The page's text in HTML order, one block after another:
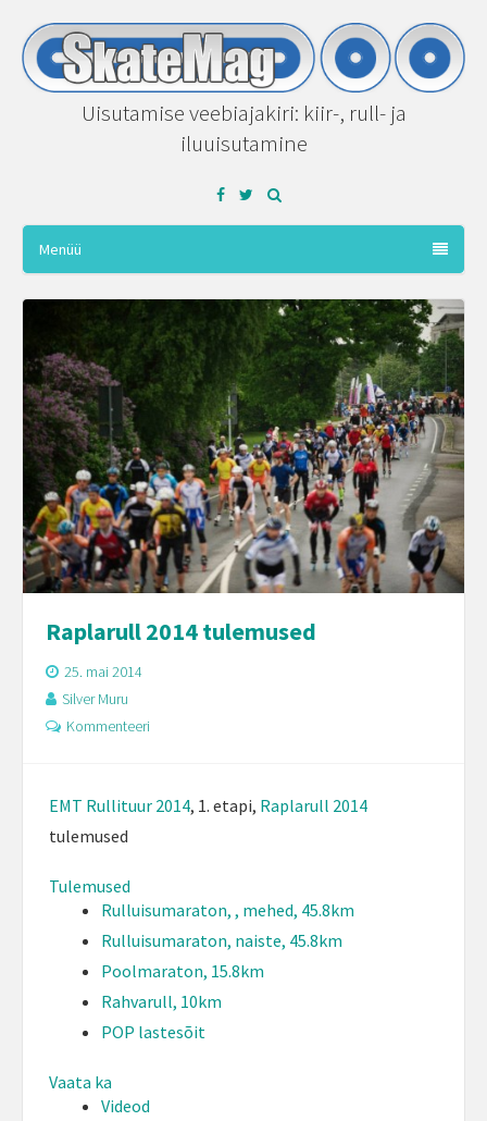
Uisutamise veebiajakiri: kiir-, rull- ja
iluuisutamine
Facebook
Twitter
Menüü
Raplarull 2014 tulemused
25. mai 2014
Silver Muru
Kommenteeri
EMT Rullituur 2014, 1. etapi, Raplarull 2014
tulemused
Tulemused
Rulluisumaraton, , mehed, 45.8km
Rulluisumaraton, naiste, 45.8km
Poolmaraton, 15.8km
Rahvarull, 10km
POP lastesõit
Vaata ka
Videod